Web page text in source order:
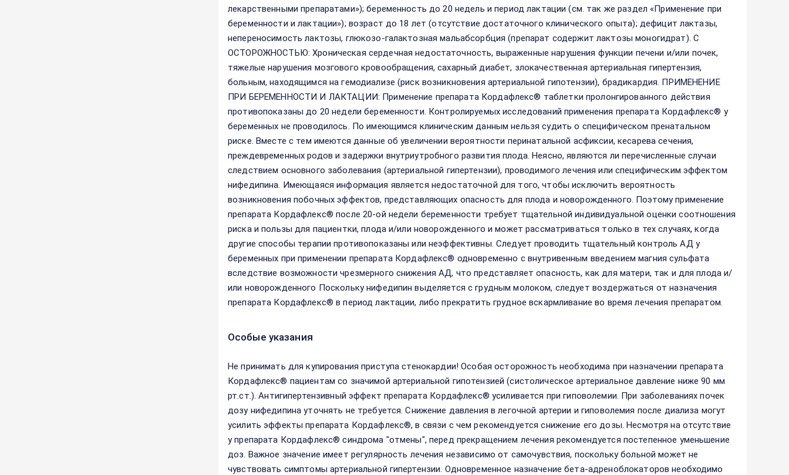
лекарственными препаратами»); беременность до 20 недель и период лактации (см. так же раздел «Применение при
беременности и лактации»); возраст до 18 лет (отсутствие достаточного клинического опыта); дефицит лактазы,
непереносимость лактозы, глюкозо-галактозная мальабсорбция (препарат содержит лактозы моногидрат). С
ОСТОРОЖНОСТЬЮ: Хроническая сердечная недостаточность, выраженные нарушения функции печени и/или почек,
тяжелые нарушения мозгового кровообращения, сахарный диабет, злокачественная артериальная гипертензия,
больным, находящимся на гемодиализе (риск возникновения артериальной гипотензии), брадикардия. ПРИМЕНЕНИЕ
ПРИ БЕРЕМЕННОСТИ И ЛАКТАЦИИ: Применение препарата Кордафлекс® таблетки пролонгированного действия
противопоказаны до 20 недели беременности. Контролируемых исследований применения препарата Кордафлекс® у
беременных не проводилось. По имеющимся клиническим данным нельзя судить о специфическом пренатальном
риске. Вместе с тем имеются данные об увеличении вероятности перинатальной асфиксии, кесарева сечения,
преждевременных родов и задержки внутриутробного развития плода. Неясно, являются ли перечисленные случаи
следствием основного заболевания (артериальной гипертензии), проводимого лечения или специфическим эффектом
нифедипина. Имеющаяся информация является недостаточной для того, чтобы исключить вероятность
возникновения побочных эффектов, представляющих опасность для плода и новорожденного. Поэтому применение
препарата Кордафлекс® после 20-ой недели беременности требует тщательной индивидуальной оценки соотношения
риска и пользы для пациентки, плода и/или новорожденного и может рассматриваться только в тех случаях, когда
другие способы терапии противопоказаны или неэффективны. Следует проводить тщательный контроль АД у
беременных при применении препарата Кордафлекс® одновременно с внутривенным введением магния сульфата
вследствие возможности чрезмерного снижения АД, что представляет опасность, как для матери, так и для плода и/
или новорожденного Поскольку нифедипин выделяется с грудным молоком, следует воздержаться от назначения
препарата Кордафлекс® в период лактации, либо прекратить грудное вскармливание во время лечения препаратом.
Особые указания
Не принимать для купирования приступа стенокардии! Особая осторожность необходима при назначении препарата
Кордафлекс® пациентам со значимой артериальной гипотензией (систолическое артериальное давление ниже 90 мм
рт.ст.). Антигипертензивный эффект препарата Кордафлекс® усиливается при гиповолемии. При заболеваниях почек
дозу нифедипина уточнять не требуется. Снижение давления в легочной артерии и гиповолемия после диализа могут
усилить эффекты препарата Кордафлекс®, в связи с чем рекомендуется снижение его дозы. Несмотря на отсутствие
у препарата Кордафлекс® синдрома "отмены", перед прекращением лечения рекомендуется постепенное уменьшение
доз. Важное значение имеет регулярность лечения независимо от самочувствия, поскольку больной может не
чувствовать симптомы артериальной гипертензии. Одновременное назначение бета-адреноблокаторов необходимо